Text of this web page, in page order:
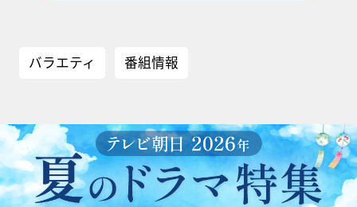
バラエティ 番組情報